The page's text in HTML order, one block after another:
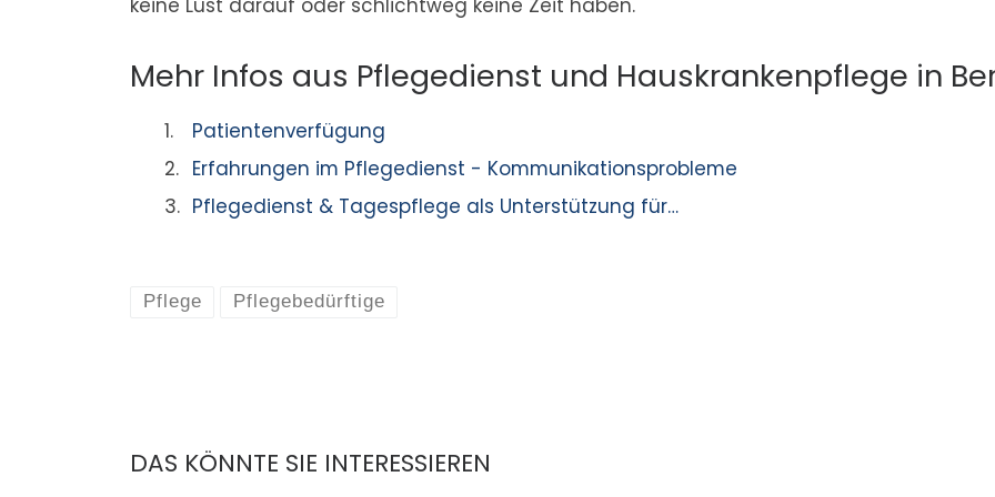
keine Lust darauf oder schlichtweg keine Zeit haben.
Mehr Infos aus Pflegedienst und Hauskrankenpflege in
Patientenverfügung
Erfahrungen im Pflegedienst - Kommunikationsprobleme
Pflegedienst & Tagespflege als Unterstützung für…
Pflege Pflegebedürftige
DAS KÖNNTE SIE INTERESSIEREN